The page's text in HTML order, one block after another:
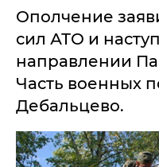
Ополчение
сил АТО и
направлении
Часть военных
Дебальцево.